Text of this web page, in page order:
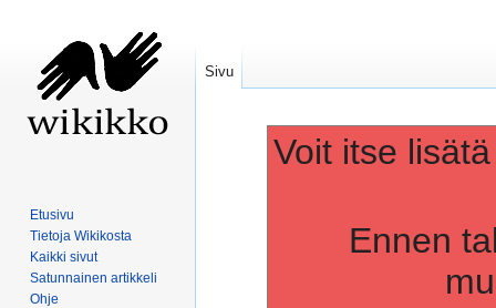
Voit itse
Ennen
Sivu
Etusivu
Tietoja Wikikosta
Kaikki sivut
Satunnainen artikkeli
Ohje